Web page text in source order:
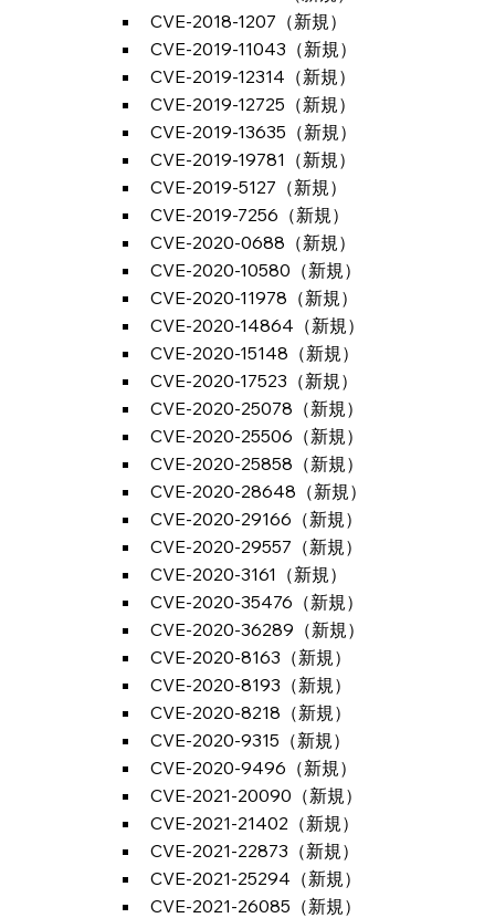
CVE-2018-1207（新規）
CVE-2019-11043（新規）
CVE-2019-12314（新規）
CVE-2019-12725（新規）
CVE-2019-13635（新規）
CVE-2019-19781（新規）
CVE-2019-5127（新規）
CVE-2019-7256（新規）
CVE-2020-0688（新規）
CVE-2020-10580（新規）
CVE-2020-11978（新規）
CVE-2020-14864（新規）
CVE-2020-15148（新規）
CVE-2020-17523（新規）
CVE-2020-25078（新規）
CVE-2020-25506（新規）
CVE-2020-25858（新規）
CVE-2020-28648（新規）
CVE-2020-29166（新規）
CVE-2020-29557（新規）
CVE-2020-3161（新規）
CVE-2020-35476（新規）
CVE-2020-36289（新規）
CVE-2020-8163（新規）
CVE-2020-8193（新規）
CVE-2020-8218（新規）
CVE-2020-9315（新規）
CVE-2020-9496（新規）
CVE-2021-20090（新規）
CVE-2021-21402（新規）
CVE-2021-22873（新規）
CVE-2021-25294（新規）
CVE-2021-26085（新規）